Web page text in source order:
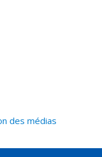
des médias